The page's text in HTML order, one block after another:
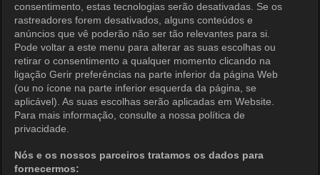
consentimento, estas tecnologias serão desativadas. Se os
rastreadores forem desativados, alguns conteúdos e
anúncios que vê poderão não ser tão relevantes para si.
Pode voltar a este menu para alterar as suas escolhas ou
retirar o consentimento a qualquer momento clicando na
ligação Gerir preferências na parte inferior da página Web
(ou no ícone na parte inferior esquerda da página, se
aplicável). As suas escolhas serão aplicadas em Website.
Para mais informação, consulte a nossa política de
privacidade.
Nós e os nossos parceiros tratamos os dados para
fornecermos: